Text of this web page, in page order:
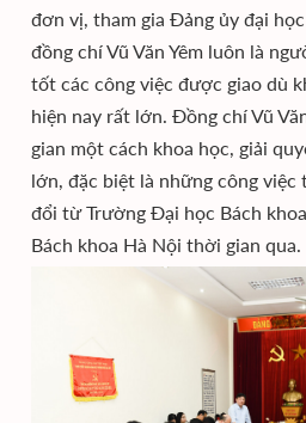
đơn vị, tham gia Đảng ủy đại
đồng chí Vũ Văn Yêm luôn là
tốt các công việc được giao dù
hiện nay rất lớn. Đồng chí Vũ
gian một cách khoa học, giải
lớn, đặc biệt là những công việc
đổi từ Trường Đại học Bách
Bách khoa Hà Nội thời gian qua.